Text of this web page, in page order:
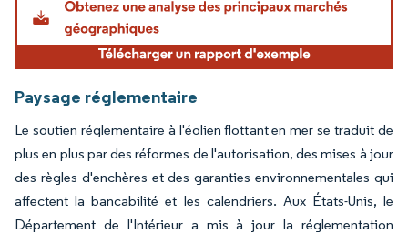
Paysage réglementaire
Le soutien réglementaire à l'éolien flottant en mer se traduit de
plus en plus par des réformes de l'autorisation, des mises à jour
des règles d'enchères et des garanties environnementales qui
affectent la bancabilité et les calendriers. Aux États-Unis, le
Département de l'Intérieur a mis à jour la réglementation